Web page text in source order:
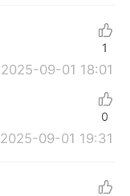
2025-09-01 18:01
1
2025-09-01 19:31
0